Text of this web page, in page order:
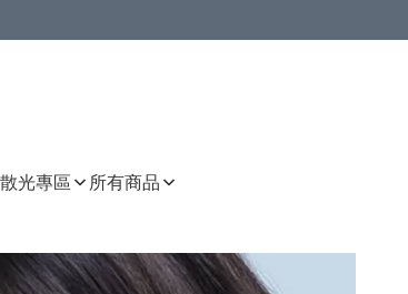
散光專區 所有商品